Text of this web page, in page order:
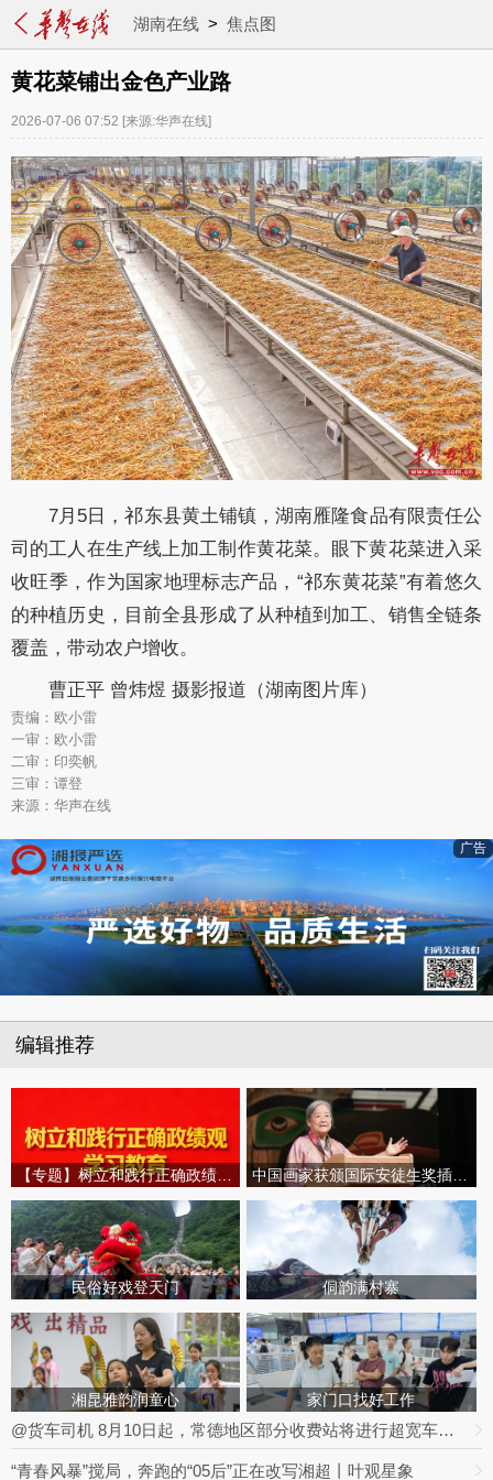
湖南在线> 焦点图
黄花菜铺出金色产业路
2026-07-06 07:52 [来源:华声在线]
7月5日，祁东县黄土铺镇，湖南雁隆食品有限责任公
司的工人在生产线上加工制作黄花菜。眼下黄花菜进入采
收旺季，作为国家地理标志产品，“祁东黄花菜”有着悠久
的种植历史，目前全县形成了从种植到加工、销售全链条
覆盖，带动农户增收。
曹正平 曾炜煜 摄影报道（湖南图片库）
责编：欧小雷
一审：欧小雷
二审：印奕帆
三审：谭登
来源：华声在线
广告
编辑推荐
民俗好戏登天门 侗韵满村寨
湘昆雅韵润童心 家门口找好工作
@货车司机 8月10日起，常德地区部分收费站将进行超宽车道改造
“青春风暴”搅局，奔跑的“05后”正在改写湘超丨叶观星象